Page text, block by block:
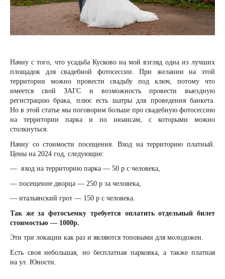
Начну с того, что усадьба Кусково на мой взгляд одна из лучших
площадок для свадебной фотосессии. При желании на этой
территории можно провести свадьбу под ключ, потому что
имеется свой ЗАГС и возможность провести выездную
регистрацию брака, плюс есть шатры для проведения банкета.
Но в этой статье мы поговорим больше про свадебную фотосессию
на территории парка и по нюансам, с которыми можно
столкнуться.
Начну со стоимости посещения. Вход на территорию платный.
Цены на 2024 год, следующие:
— вход на территорию парка — 50 р с человека,
— посещение дворца — 250 р за человека,
— итальянский грот — 150 р с человека.
Так же за фотосъемку требуется оплатить отдельный билет
стоимостью — 1000р.
Эти три локации как раз и являются топовыми для молодожен.
Есть своя небольшая, но бесплатная парковка, а также платная
на ул. Юности.